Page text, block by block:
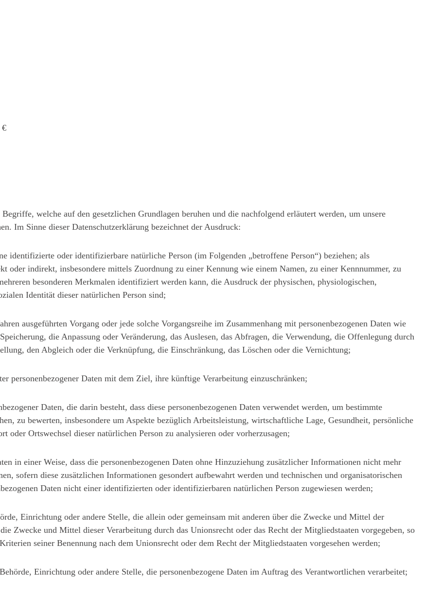
€
welche auf den gesetzlichen Grundlagen beruhen und die nachfolgend erläutert werden, um unsere
Im Sinne dieser Datenschutzerklärung bezeichnet der Ausdruck:
identifizierte oder identifizierbare natürliche Person (im Folgenden „betroffene Person“) beziehen; als
oder indirekt, insbesondere mittels Zuordnung zu einer Kennung wie einem Namen, zu einer Kennnummer, zu
besonderen Merkmalen identifiziert werden kann, die Ausdruck der physischen, physiologischen,
Identität dieser natürlichen Person sind;
ausgeführten Vorgang oder jede solche Vorgangsreihe im Zusammenhang mit personenbezogenen Daten wie
die Anpassung oder Veränderung, das Auslesen, das Abfragen, die Verwendung, die Offenlegung durch
den Abgleich oder die Verknüpfung, die Einschränkung, das Löschen oder die Vernichtung;
personenbezogener Daten mit dem Ziel, ihre künftige Verarbeitung einzuschränken;
Daten, die darin besteht, dass diese personenbezogenen Daten verwendet werden, um bestimmte
zu bewerten, insbesondere um Aspekte bezüglich Arbeitsleistung, wirtschaftliche Lage, Gesundheit, persönliche
oder Ortswechsel dieser natürlichen Person zu analysieren oder vorherzusagen;
in einer Weise, dass die personenbezogenen Daten ohne Hinzuziehung zusätzlicher Informationen nicht mehr
sofern diese zusätzlichen Informationen gesondert aufbewahrt werden und technischen und organisatorischen
Daten nicht einer identifizierten oder identifizierbaren natürlichen Person zugewiesen werden;
Einrichtung oder andere Stelle, die allein oder gemeinsam mit anderen über die Zwecke und Mittel der
Zwecke und Mittel dieser Verarbeitung durch das Unionsrecht oder das Recht der Mitgliedstaaten vorgegeben, so
seiner Benennung nach dem Unionsrecht oder dem Recht der Mitgliedstaaten vorgesehen werden;
Einrichtung oder andere Stelle, die personenbezogene Daten im Auftrag des Verantwortlichen verarbeitet;